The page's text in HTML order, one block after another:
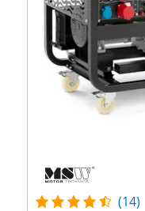
(14)